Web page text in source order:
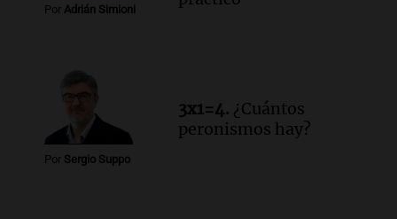
Por Adrián Simioni
Por Sergio Suppo
3x1=4. ¿Cuántos
peronismos hay?